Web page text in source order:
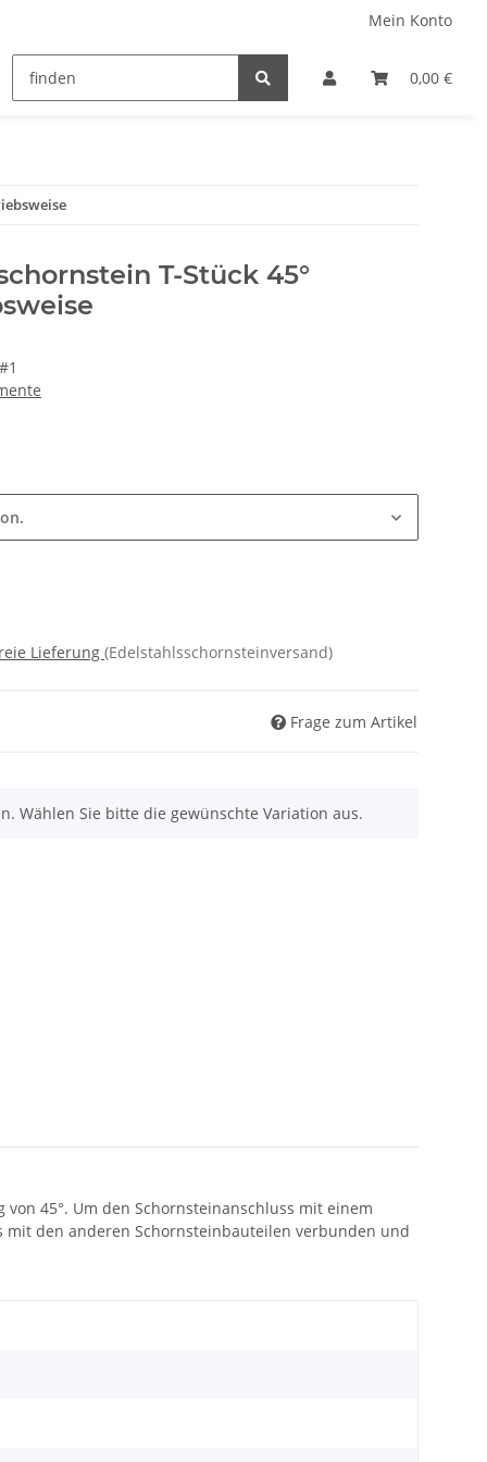
Mein Konto
0,00 €
T-Stück 45°
Lieferung (Edelstahlsschornsteinversand)
Frage zum Artikel
Wählen Sie bitte die gewünschte Variation aus.
45°. Um den Schornsteinanschluss mit einem
mit den anderen Schornsteinbauteilen verbunden und